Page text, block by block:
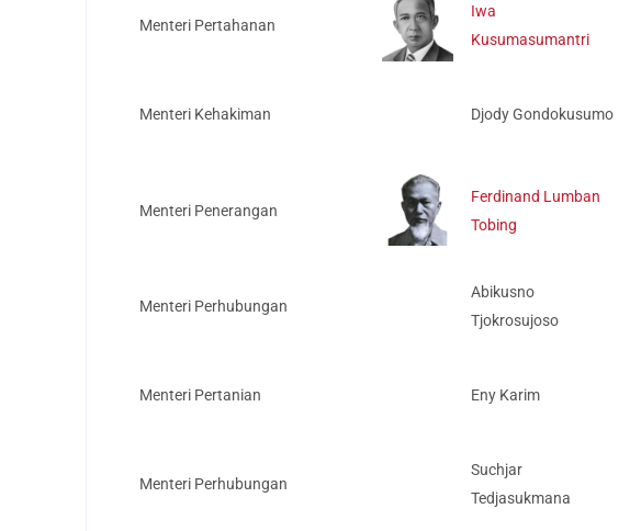
Menteri Pertahanan
Iwa
Kusumasumantri
Menteri Kehakiman Djody Gondokusumo
Menteri Penerangan
Ferdinand Lumban
Tobing
Menteri Perhubungan
Abikusno
Tjokrosujoso
Menteri Pertanian Eny Karim
Menteri Perhubungan
Suchjar
Tedjasukmana